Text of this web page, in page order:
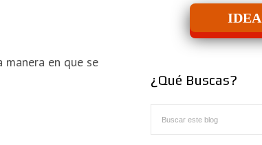
manera en que se
IDEA
¿Qué Buscas?